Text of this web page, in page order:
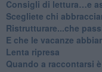
​Consigli di lettura…e
​Scegliete chi
​Ristrutturare...che
​E che le vacanze
​Lenta ripresa
​Quando a raccontarsi